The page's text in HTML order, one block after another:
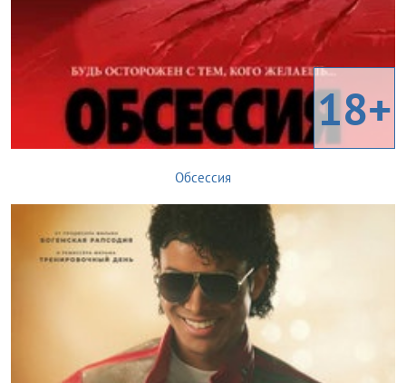
18+
Обсессия